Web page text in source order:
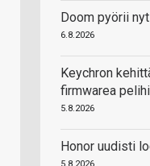
Doom pyörii
6.8.2026
Keychron
firmwarea
5.8.2026
Honor uudisti